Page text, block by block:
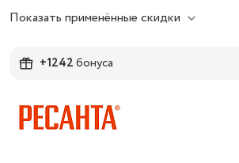
Показать применённые скидки
+1242бонуса